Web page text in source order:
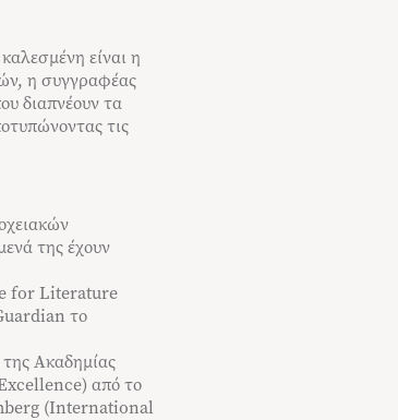
είναι η
η συγγραφέας
διαπνέουν τα
τις
της έχουν
for Literature
το
Ακαδημίας
από το
(International